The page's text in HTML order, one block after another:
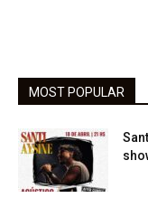
MOST POPULAR